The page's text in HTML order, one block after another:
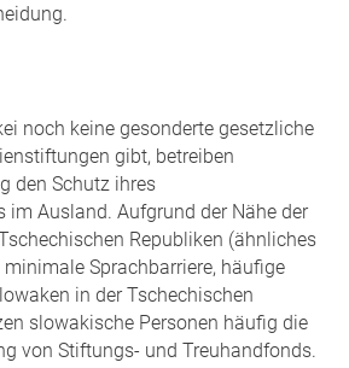
noch keine gesonderte gesetzliche
gibt, betreiben
den Schutz ihres
im Ausland. Aufgrund der Nähe der
Republiken (ähnliches
Sprachbarriere, häufige
in der Tschechischen
slowakische Personen häufig die
von Stiftungs- und Treuhandfonds.